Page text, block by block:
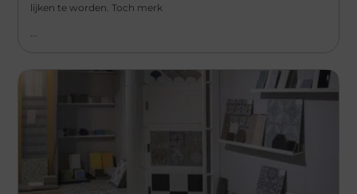
lijken te worden. Toch merk
...